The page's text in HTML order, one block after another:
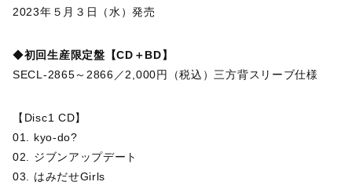
2023年５月３日（水）発売
◆初回生産限定盤【CD＋BD】
SECL-2865～2866／2,000円（税込）三方背スリーブ仕様
【Disc1 CD】
01. kyo-do?
02. ジブンアップデート
03. はみだせGirls